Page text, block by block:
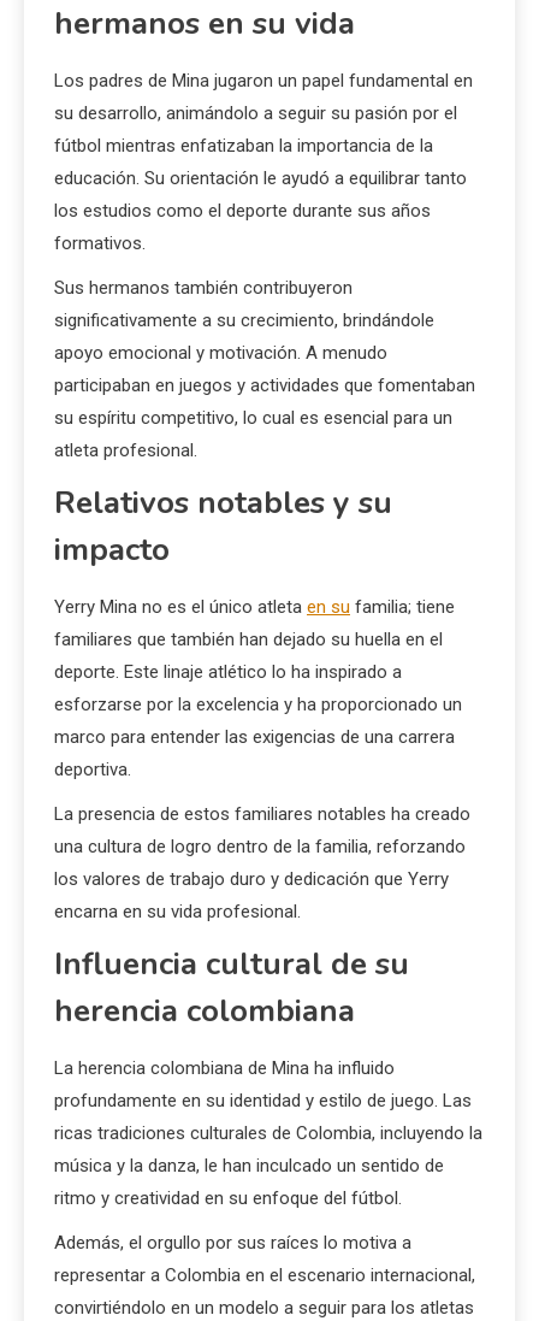
hermanos en su vida
Los padres de Mina jugaron un papel fundamental en
su desarrollo, animándolo a seguir su pasión por el
fútbol mientras enfatizaban la importancia de la
educación. Su orientación le ayudó a equilibrar tanto
los estudios como el deporte durante sus años
formativos.
Sus hermanos también contribuyeron
significativamente a su crecimiento, brindándole
apoyo emocional y motivación. A menudo
participaban en juegos y actividades que fomentaban
su espíritu competitivo, lo cual es esencial para un
atleta profesional.
Relativos notables y su
impacto
Yerry Mina no es el único atleta en su familia; tiene
familiares que también han dejado su huella en el
deporte. Este linaje atlético lo ha inspirado a
esforzarse por la excelencia y ha proporcionado un
marco para entender las exigencias de una carrera
deportiva.
La presencia de estos familiares notables ha creado
una cultura de logro dentro de la familia, reforzando
los valores de trabajo duro y dedicación que Yerry
encarna en su vida profesional.
Influencia cultural de su
herencia colombiana
La herencia colombiana de Mina ha influido
profundamente en su identidad y estilo de juego. Las
ricas tradiciones culturales de Colombia, incluyendo la
música y la danza, le han inculcado un sentido de
ritmo y creatividad en su enfoque del fútbol.
Además, el orgullo por sus raíces lo motiva a
representar a Colombia en el escenario internacional,
convirtiéndolo en un modelo a seguir para los atletas